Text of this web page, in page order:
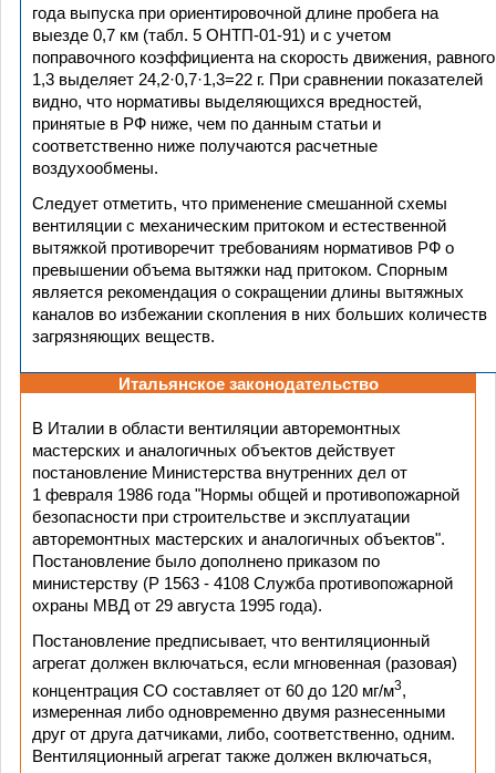
года выпуска при ориентировочной длине пробега на
выезде 0,7 км (табл. 5 ОНТП-01-91) и с учетом
поправочного коэффициента на скорость движения, равного
1,3 выделяет 24,2·0,7·1,3=22 г. При сравнении показателей
видно, что нормативы выделяющихся вредностей,
принятые в РФ ниже, чем по данным статьи и
соответственно ниже получаются расчетные
воздухообмены.
Следует отметить, что применение смешанной схемы
вентиляции с механическим притоком и естественной
вытяжкой противоречит требованиям нормативов РФ о
превышении объема вытяжки над притоком. Спорным
является рекомендация о сокращении длины вытяжных
каналов во избежании скопления в них больших количеств
загрязняющих веществ.
Итальянское законодательство
В Италии в области вентиляции авторемонтных
мастерских и аналогичных объектов действует
постановление Министерства внутренних дел от
1 февраля 1986 года "Нормы общей и противопожарной
безопасности при строительстве и эксплуатации
авторемонтных мастерских и аналогичных объектов".
Постановление было дополнено приказом по
министерству (Р 1563 - 4108 Служба противопожарной
охраны МВД от 29 августа 1995 года).
Постановление предписывает, что вентиляционный
агрегат должен включаться, если мгновенная (разовая)
концентрация СО составляет от 60 до 120 мг/м3,
измеренная либо одновременно двумя разнесенными
друг от друга датчиками, либо, соответственно, одним.
Вентиляционный агрегат также должен включаться,